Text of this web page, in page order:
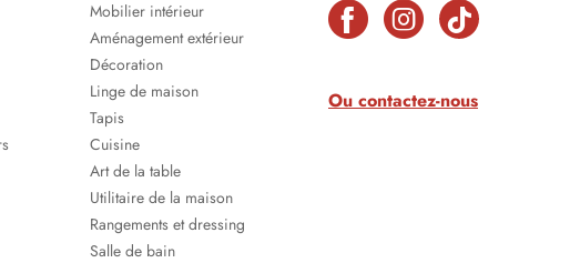
Mobilier intérieur
Aménagement extérieur
Décoration
Linge de maison
Tapis
Cuisine
Art de la table
Utilitaire de la maison
Rangements et dressing
Salle de bain
Ou contactez-nous